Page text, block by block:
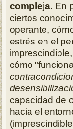
compleja. En
ciertos
operante,
estrés en el
cómo
capacidad de
hacia el